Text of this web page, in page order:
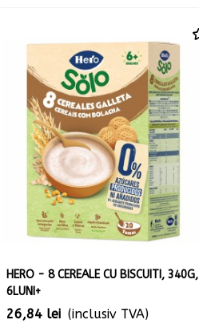
HERO - 8 CEREALE CU BISCUITI, 340G,
6LUNI+
26,84 lei (inclusiv TVA)